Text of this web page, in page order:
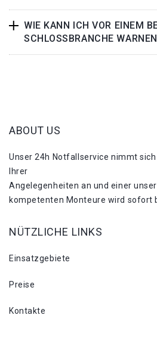
WIE KANN ICH VOR EINEM
SCHLOSSBRANCHE
ABOUT US
Unser 24h Notfallservice nimmt
Ihrer
Angelegenheiten an und einer
kompetenten Monteure wird sofort
NÜTZLICHE LINKS
Einsatzgebiete
Preise
Kontakte